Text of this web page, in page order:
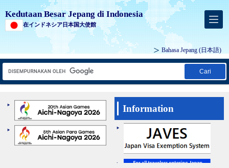
Kedutaan Besar Jepang di Indonesia
在インドネシア日本国大使館
Bahasa Jepang (日本語)
Cari
Information